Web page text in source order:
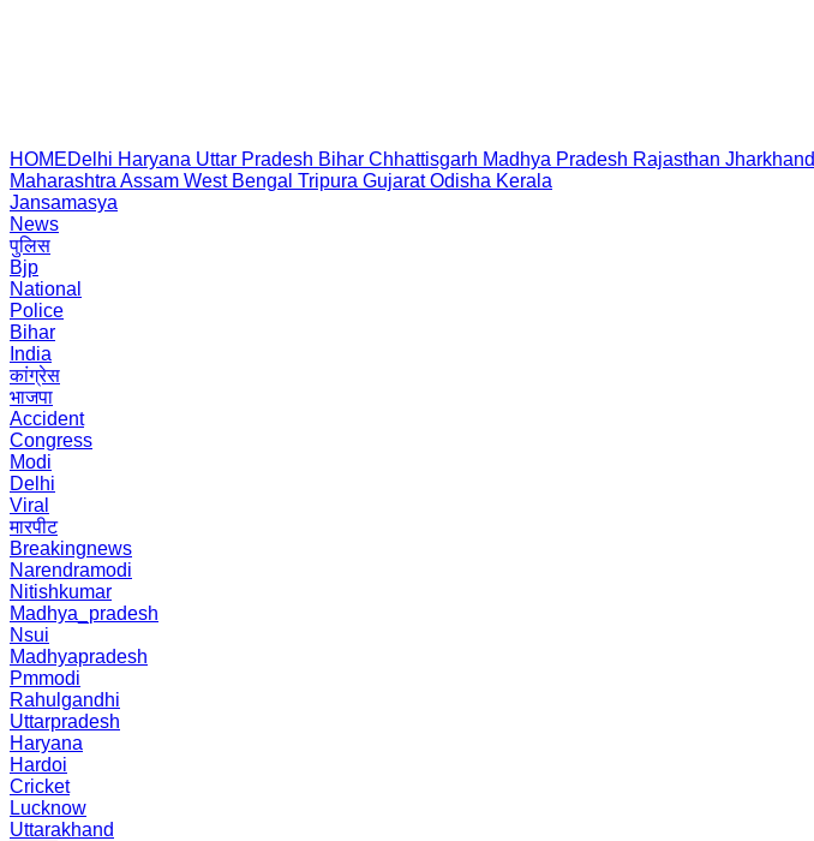
HOMEDelhi Haryana Uttar Pradesh Bihar Chhattisgarh Madhya Pradesh Rajasthan Jharkhand
Maharashtra Assam West Bengal Tripura Gujarat Odisha Kerala
Jansamasya
News
पुलिस
Bjp
National
Police
Bihar
India
कांग्रेस
भाजपा
Accident
Congress
Modi
Delhi
Viral
मारपीट
Breakingnews
Narendramodi
Nitishkumar
Madhya_pradesh
Nsui
Madhyapradesh
Pmmodi
Rahulgandhi
Uttarpradesh
Haryana
Hardoi
Cricket
Lucknow
Uttarakhand